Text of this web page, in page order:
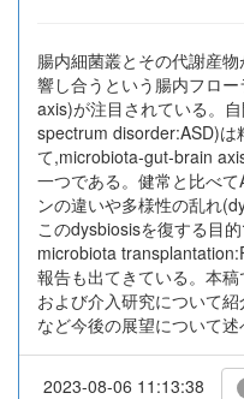
腸内細菌叢とその代謝産
響し合うという腸内フロー
axis)が注目されている。
spectrum disorder:ASD)は
て,microbiota‐gut‐brain
一つである。健常と比べ
ンの違いや多様性の乱れ
このdysbiosisを復する目
microbiota
報告も出てきている。本
および介入研究について
など今後の展望について述
2023-08-06 11:13:38